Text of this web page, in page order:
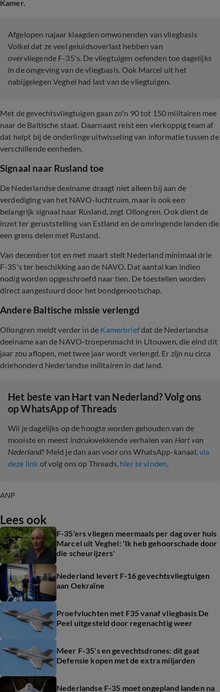
Kamer.
Afgelopen najaar klaagden omwonenden van vliegbasis
Volkel dat ze veel geluidsoverlast hebben van
overvliegende F-35's. De vliegtuigen oefenden toe dagelijks
in de omgeving van de vliegbasis. Ook Marcel uit het
nabijgelegen Veghel had last van de vliegtuigen.
Met de gevechtsvliegtuigen gaan zo'n 90 tot 150 militairen mee
naar de Baltische staat. Daarnaast reist een vierkoppig team af
dat helpt bij de onderlinge uitwisseling van informatie tussen de
verschillende eenheden.
Signaal naar Rusland toe
De Nederlandse deelname draagt niet alleen bij aan de
verdediging van het NAVO-luchtruim, maar is ook een
belangrijk signaal naar Rusland, zegt Ollongren. Ook dient de
inzet ter geruststelling van Estland en de omringende landen die
een grens delen met Rusland.
Van december tot en met maart stelt Nederland minimaal drie
F-35's ter beschikking aan de NAVO. Dat aantal kan indien
nodig worden opgeschroefd naar tien. De toestellen worden
direct aangestuurd door het bondgenootschap.
Andere Baltische missie verlengd
Ollongren meldt verder in de Kamerbriefdat de Nederlandse
deelname aan de NAVO-troepenmacht in Litouwen, die eind dit
jaar zou aflopen, met twee jaar wordt verlengd. Er zijn nu circa
driehonderd Nederlandse militairen in dat land.
Het beste van Hart van Nederland? Volg ons
op WhatsApp of Threads
Wil je dagelijks op de hoogte worden gehouden van de
mooiste en meest indrukwekkende verhalen van Hart van
Nederland? Meld je dan aan voor ons WhatsApp-kanaal,via
deze link of volg ons op Threads, hier te vinden.
ANP
Lees ook
F-35'ers vliegen meermaals per dag over huis
Marcel uit Veghel: 'Ik heb gehoorschade door
die scheurijzers'
Nederland levert F-16 gevechtsvliegtuigen
aan Oekraïne
Proefvluchten met F35 vanaf vliegbasis De
Peel uitgesteld door regenachtig weer
Meer F-35's en gevechtsdrones: dit gaat
Defensie kopen met de extra miljarden
Nederlandse F-35 moet ongepland landen na